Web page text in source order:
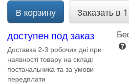
В корзину Заказать в
доступен под заказ
Доставка 2-3 робочих дні при
наявності товару на складі
постачальника та за умови
передплати